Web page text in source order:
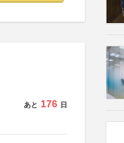
あと 176 日